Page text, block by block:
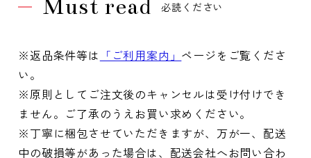
Must read 必読ください
※返品条件等は 「ご利用案内」 ページをご覧くださ
い。
※原則としてご注文後のキャンセルは受け付けでき
ません。ご了承のうえお買い求めください。
※丁寧に梱包させていただきますが、万が一、配送
中の破損等があった場合は、配送会社へお問い合わ